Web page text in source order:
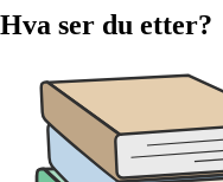
Hva ser du etter?